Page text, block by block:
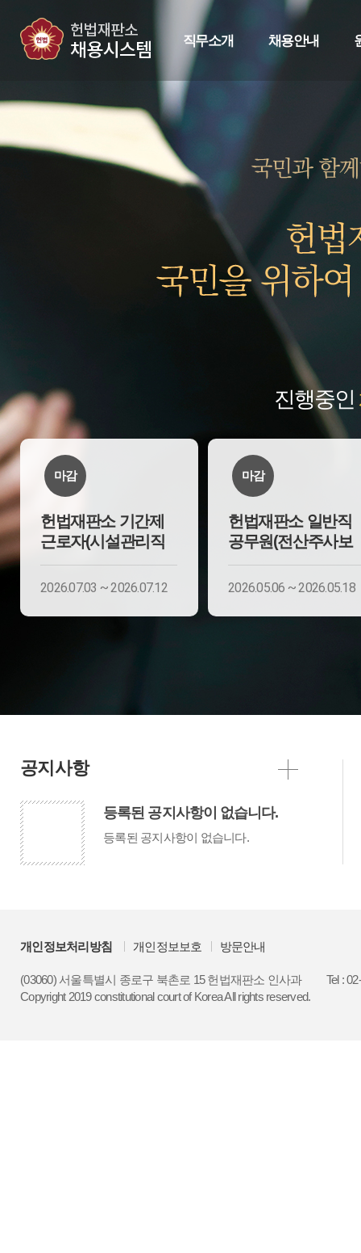
직무소개 채용안내
진행중인
헌법재판소 기간제
근로자(시설관리직
마감
2026.07.03 ~ 2026.07.12
헌법재판소 일반직
공무원(전산주사보
마감
2026.05.06 ~ 2026.05.18
공지사항
등록된 공지사항이 없습니다.
등록된 공지사항이 없습니다.
개인정보처리방침 개인정보보호 방문안내
(03060) 서울특별시 종로구 북촌로 15 헌법재판소 인사과
Tel :
Copyright 2019 constitutional court of Korea All rights reserved.